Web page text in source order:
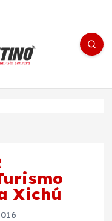
noticias/editorial
Xichú